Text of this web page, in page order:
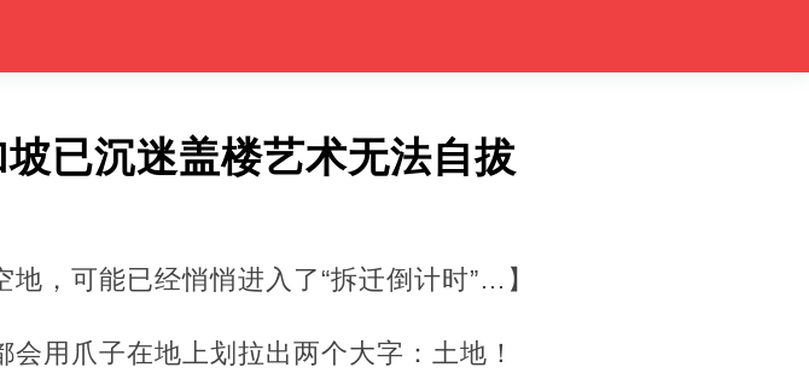
已沉迷盖楼艺术无法自拔
，可能已经悄悄进入了“拆迁倒计时”…】
用爪子在地上划拉出两个大字：土地！